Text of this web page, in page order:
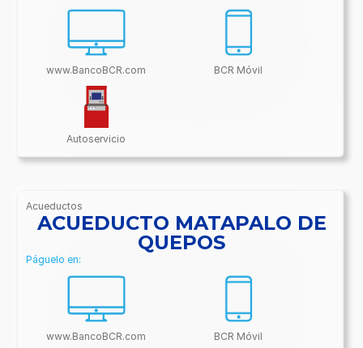
www.BancoBCR.com BCR Móvil
Autoservicio
Acueductos
/BancoBCR-
Contenido/Conectividades/Acueductos
ACUEDUCTO MATAPALO DE
QUEPOS
Páguelo en:
www.BancoBCR.com BCR Móvil